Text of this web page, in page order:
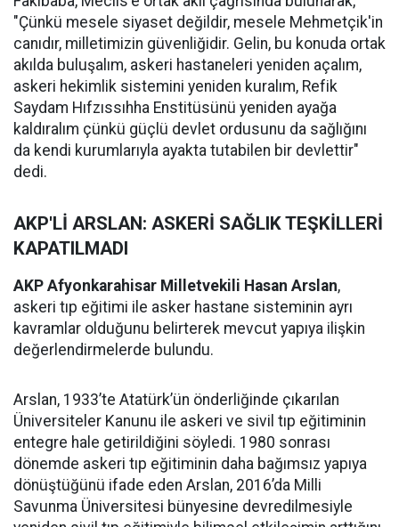
"Çünkü mesele siyaset değildir, mesele Mehmetçik'in
canıdır, milletimizin güvenliğidir. Gelin, bu konuda ortak
akılda buluşalım, askeri hastaneleri yeniden açalım,
askeri hekimlik sistemini yeniden kuralım, Refik
Saydam Hıfzıssıhha Enstitüsünü yeniden ayağa
kaldıralım çünkü güçlü devlet ordusunu da sağlığını
da kendi kurumlarıyla ayakta tutabilen bir devlettir"
dedi.
AKP'Lİ ARSLAN: ASKERİ SAĞLIK TEŞKİLLERİ
KAPATILMADI
AKP Afyonkarahisar Milletvekili Hasan Arslan,
askeri tıp eğitimi ile asker hastane sisteminin ayrı
kavramlar olduğunu belirterek mevcut yapıya ilişkin
değerlendirmelerde bulundu.
Arslan, 1933’te Atatürk’ün önderliğinde çıkarılan
Üniversiteler Kanunu ile askeri ve sivil tıp eğitiminin
entegre hale getirildiğini söyledi. 1980 sonrası
dönemde askeri tıp eğitiminin daha bağımsız yapıya
dönüştüğünü ifade eden Arslan, 2016’da Milli
Savunma Üniversitesi bünyesine devredilmesiyle